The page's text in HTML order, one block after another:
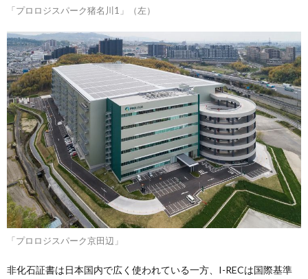
「プロロジスパーク猪名川1」（左）
「プロロジスパーク京田辺」
非化石証書は日本国内で広く使われている一方、I-RECは国際基準